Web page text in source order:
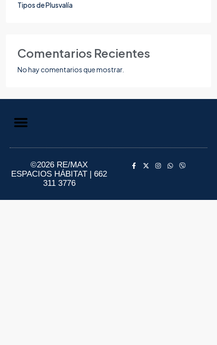
Tipos de Plusvalía
Comentarios Recientes
No hay comentarios que mostrar.
©2026 RE/MAX
ESPACIOS HÁBITAT | 662
311 3776